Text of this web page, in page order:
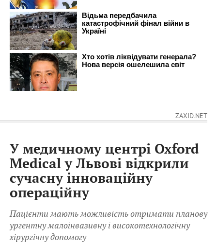
ZAXID.NET
У медичному центрі Oxford
Medical у Львові відкрили
сучасну інноваційну
операційну
Пацієнти мають можливість отримати планову
ургентну малоінвазивну і високотехнологічну
хірургічну допомогу